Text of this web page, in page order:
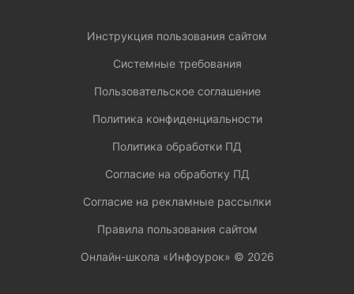
Инструкция пользования сайтом
Системные требования
Пользовательское соглашение
Политика конфиденциальности
Политика обработки ПД
Согласие на обработку ПД
Согласие на рекламные рассылки
Правила пользования сайтом
Онлайн-школа «Инфоурок» © 2026